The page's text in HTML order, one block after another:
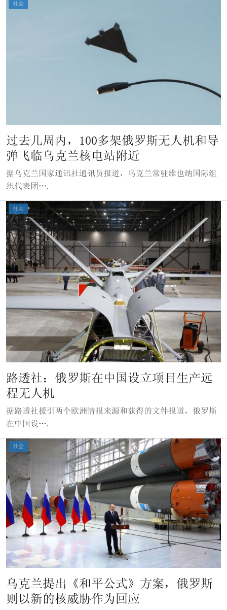
社会
过去几周内，100多架俄罗斯无人机和导
弹飞临乌克兰核电站附近
据乌克兰国家通讯社通讯员报道，乌克兰常驻维也纳国际组
织代表团….
社会
路透社：俄罗斯在中国设立项目生产远
程无人机
据路透社援引两个欧洲情报来源和获得的文件报道，俄罗斯
在中国设….
社会
乌克兰提出《和平公式》方案，俄罗斯
则以新的核威胁作为回应